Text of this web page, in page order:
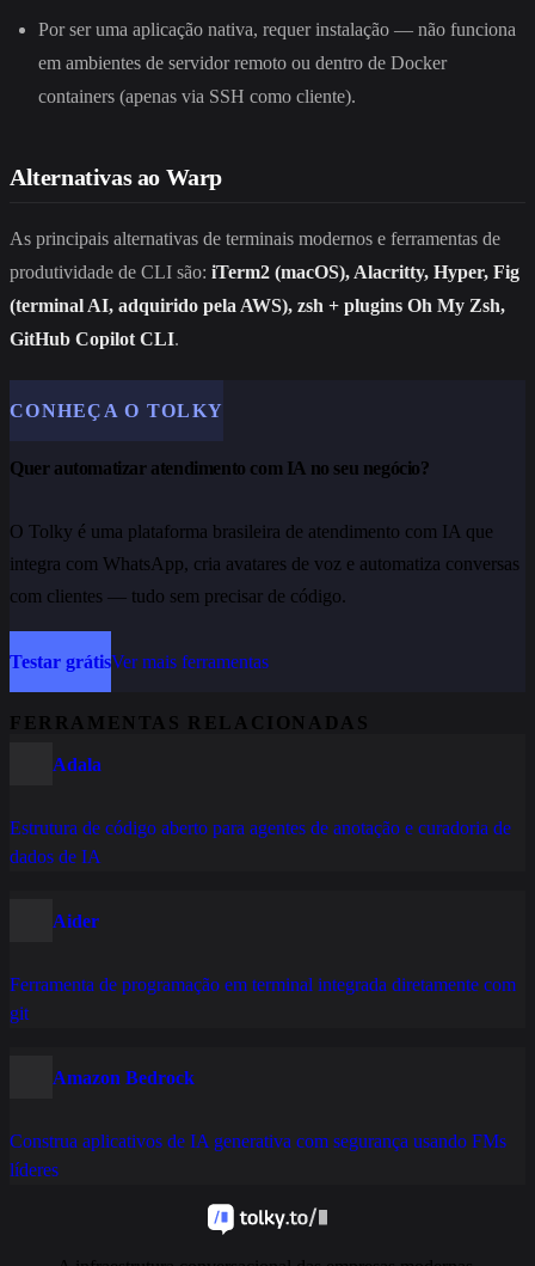
Por ser uma aplicação nativa, requer instalação — não funciona
em ambientes de servidor remoto ou dentro de Docker
containers (apenas via SSH como cliente).
Alternativas ao Warp
As principais alternativas de terminais modernos e ferramentas de
produtividade de CLI são: iTerm2 (macOS), Alacritty, Hyper, Fig
(terminal AI, adquirido pela AWS), zsh + plugins Oh My Zsh,
GitHub Copilot CLI.
CONHEÇA O TOLKY
Quer automatizar atendimento com IA no seu negócio?
O Tolky é uma plataforma brasileira de atendimento com IA que
integra com WhatsApp, cria avatares de voz e automatiza conversas
com clientes — tudo sem precisar de código.
Testar grátisVer mais ferramentas
FERRAMENTAS RELACIONADAS
Adala
Estrutura de código aberto para agentes de anotação e curadoria de
dados de IA
Aider
Ferramenta de programação em terminal integrada diretamente com
git
Amazon Bedrock
Construa aplicativos de IA generativa com segurança usando FMs
líderes